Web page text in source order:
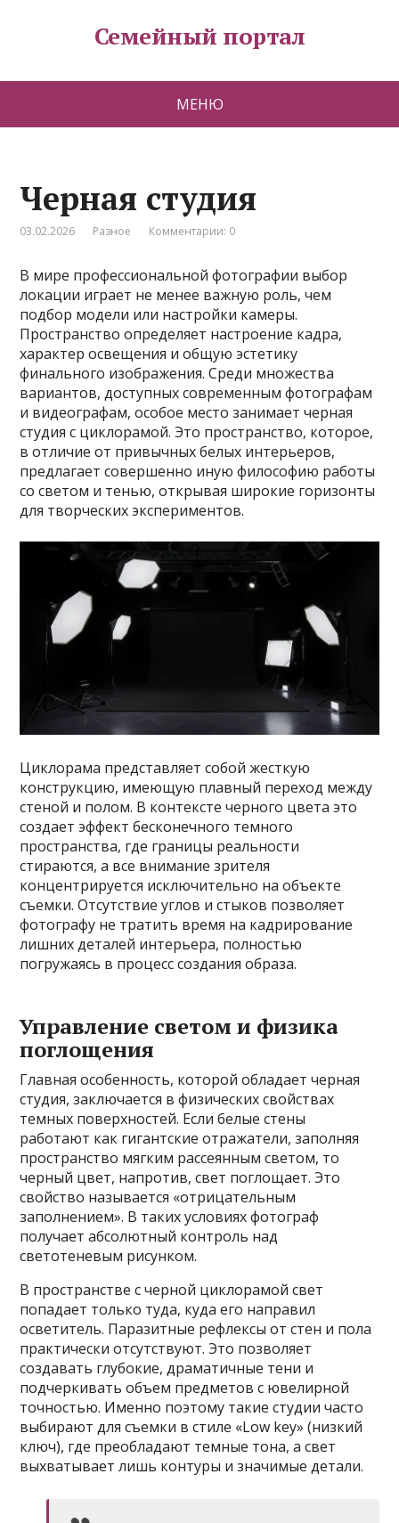
Семейный портал
МЕНЮ
Черная студия
03.02.2026 Разное Комментарии: 0
В мире профессиональной фотографии выбор
локации играет не менее важную роль, чем
подбор модели или настройки камеры.
Пространство определяет настроение кадра,
характер освещения и общую эстетику
финального изображения. Среди множества
вариантов, доступных современным фотографам
и видеографам, особое место занимает черная
студия с циклорамой. Это пространство, которое,
в отличие от привычных белых интерьеров,
предлагает совершенно иную философию работы
со светом и тенью, открывая широкие горизонты
для творческих экспериментов.
Циклорама представляет собой жесткую
конструкцию, имеющую плавный переход между
стеной и полом. В контексте черного цвета это
создает эффект бесконечного темного
пространства, где границы реальности
стираются, а все внимание зрителя
концентрируется исключительно на объекте
съемки. Отсутствие углов и стыков позволяет
фотографу не тратить время на кадрирование
лишних деталей интерьера, полностью
погружаясь в процесс создания образа.
Управление светом и физика
поглощения
Главная особенность, которой обладает черная
студия, заключается в физических свойствах
темных поверхностей. Если белые стены
работают как гигантские отражатели, заполняя
пространство мягким рассеянным светом, то
черный цвет, напротив, свет поглощает. Это
свойство называется «отрицательным
заполнением». В таких условиях фотограф
получает абсолютный контроль над
светотеневым рисунком.
В пространстве с черной циклорамой свет
попадает только туда, куда его направил
осветитель. Паразитные рефлексы от стен и пола
практически отсутствуют. Это позволяет
создавать глубокие, драматичные тени и
подчеркивать объем предметов с ювелирной
точностью. Именно поэтому такие студии часто
выбирают для съемки в стиле «Low key» (низкий
ключ), где преобладают темные тона, а свет
выхватывает лишь контуры и значимые детали.